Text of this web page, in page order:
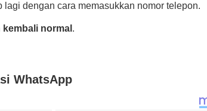
dengan cara memasukkan nomor telepon.
normal .
WhatsApp